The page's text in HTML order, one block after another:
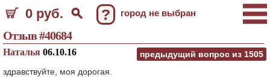
0 руб. ? город не выбран
Отзыв #40684
предыдущий вопрос из 1505
Наталья 06.10.16
здравствуйте, моя дорогая.